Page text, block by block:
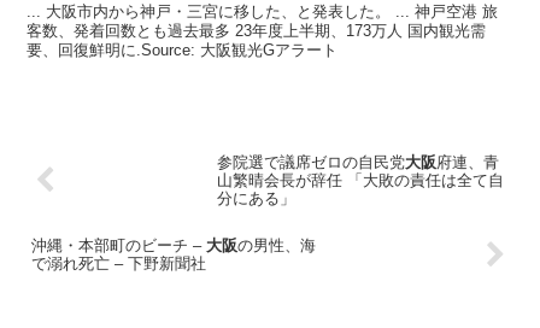
... 大阪市内から神戸・三宮に移した、と発表した。 ... 神戸空港 旅
客数、発着回数とも過去最多 23年度上半期、173万人 国内観光需
要、回復鮮明に.Source: 大阪観光Gアラート
参院選で議席ゼロの自民党大阪府連、青
山繁晴会長が辞任 「大敗の責任は全て自
分にある」
沖縄・本部町のビーチ – 大阪の男性、海
で溺れ死亡 – 下野新聞社